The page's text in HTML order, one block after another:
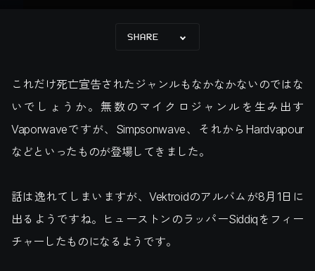
SHARE
これだけ死亡宣告されたジャンルもなかなかないのではな
いでしょうか。無数のマイクロジャンルを生み出す
Vaporwaveですが、Simpsonwave、それからHardvapour
などといったものが登場してきました。
話は逸れてしまいますが、Vektroidのアルバムが8月1日に
出るようですね。ヒューストンのラッパーSiddiqをフィー
チャーしたものになるようです。